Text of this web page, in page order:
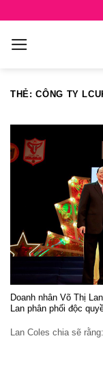
content
THẺ:CÔNG TY
Doanh nhân Võ Thị
Lan phân phối độc
Lan Coles chia sẽ